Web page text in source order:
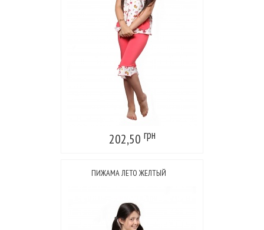
202,50 грн
ПИЖАМА ЛЕТО ЖЕЛТЫЙ